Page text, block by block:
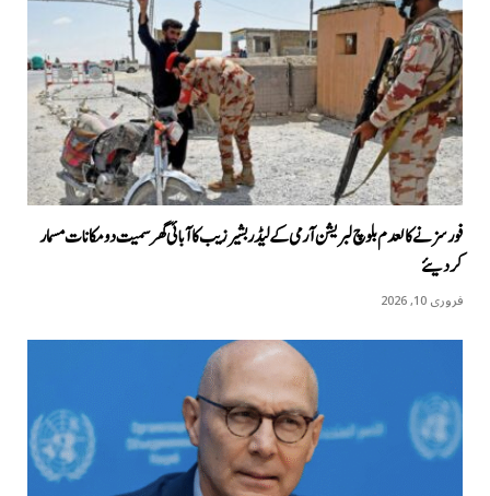
فورسز نے کالعدم بلوچ لبریشن آرمی کے لیڈر بشیر زیب کا آبائی گھر سمیت دو مکانات مسمار
کردیئے
فروری 10, 2026